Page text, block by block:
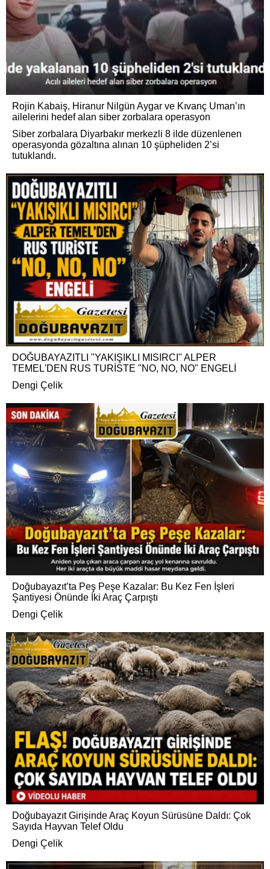
Rojin Kabaiş, Hiranur Nilgün Aygar ve Kıvanç Uman’ın
ailelerini hedef alan siber zorbalara operasyon
Siber zorbalara Diyarbakır merkezli 8 ilde düzenlenen
operasyonda gözaltına alınan 10 şüpheliden 2’si
tutuklandı.
DOĞUBAYAZITLI "YAKIŞIKLI MISIRCI" ALPER
TEMEL'DEN RUS TURİSTE "NO, NO, NO" ENGELİ
Dengi Çelik
Doğubayazıt’ta Peş Peşe Kazalar: Bu Kez Fen İşleri
Şantiyesi Önünde İki Araç Çarpıştı
Dengi Çelik
Doğubayazıt Girişinde Araç Koyun Sürüsüne Daldı: Çok
Sayıda Hayvan Telef Oldu
Dengi Çelik